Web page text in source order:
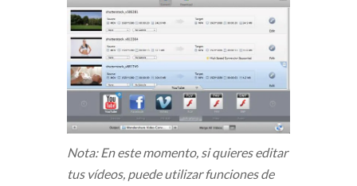
Nota: En este momento, si quieres editar
tus vídeos, puede utilizar funciones de